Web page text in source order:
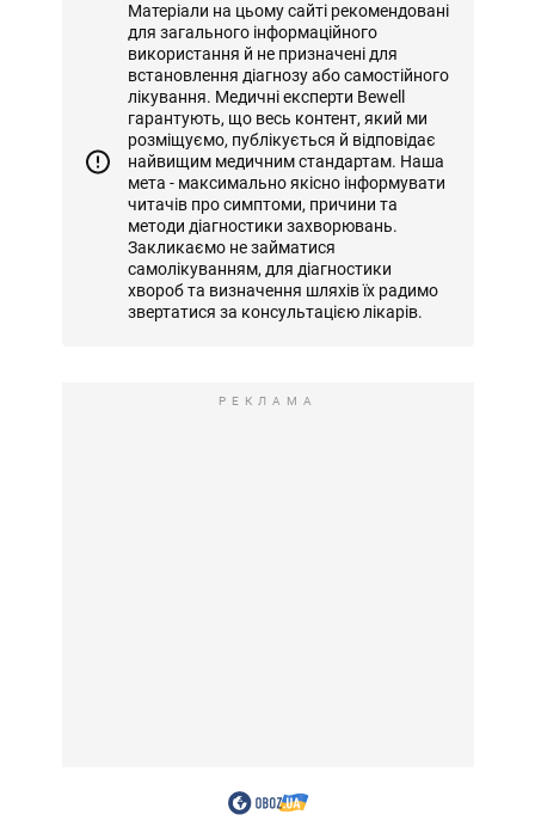
Матеріали на цьому сайті рекомендовані
для загального інформаційного
використання й не призначені для
встановлення діагнозу або самостійного
лікування. Медичні експерти Bewell
гарантують, що весь контент, який ми
розміщуємо, публікується й відповідає
найвищим медичним стандартам. Наша
мета - максимально якісно інформувати
читачів про симптоми, причини та
методи діагностики захворювань.
Закликаємо не займатися
самолікуванням, для діагностики
хвороб та визначення шляхів їх радимо
звертатися за консультацією лікарів.
РЕКЛАМА